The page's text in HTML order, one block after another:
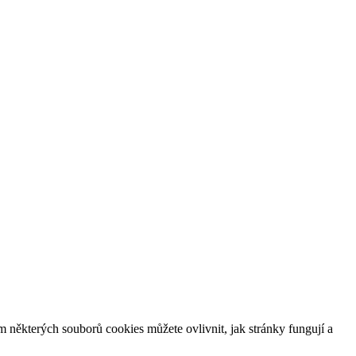
některých souborů cookies můžete ovlivnit, jak stránky fungují a